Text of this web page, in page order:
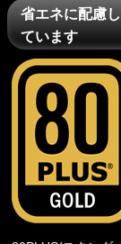
省エネに配慮
ています